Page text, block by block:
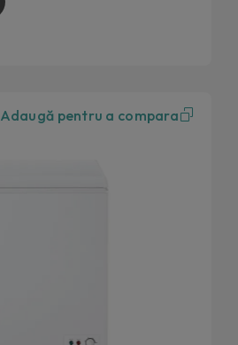
Adaugă pentru a compara